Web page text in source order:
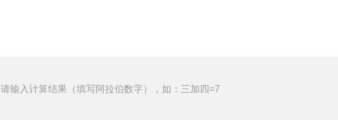
请输入计算结果（填写阿拉伯数字），如：三加四=7